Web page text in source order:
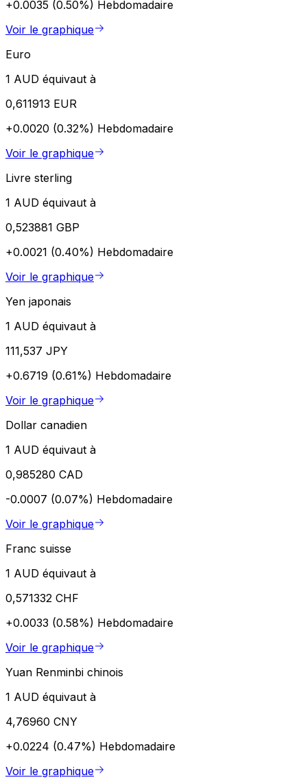
+0.0035 (0.50%) Hebdomadaire
Voir le graphique
Euro
1 AUD équivaut à
0,611913 EUR
+0.0020 (0.32%) Hebdomadaire
Voir le graphique
Livre sterling
1 AUD équivaut à
0,523881 GBP
+0.0021 (0.40%) Hebdomadaire
Voir le graphique
Yen japonais
1 AUD équivaut à
111,537 JPY
+0.6719 (0.61%) Hebdomadaire
Voir le graphique
Dollar canadien
1 AUD équivaut à
0,985280 CAD
-0.0007 (0.07%) Hebdomadaire
Voir le graphique
Franc suisse
1 AUD équivaut à
0,571332 CHF
+0.0033 (0.58%) Hebdomadaire
Voir le graphique
Yuan Renminbi chinois
1 AUD équivaut à
4,76960 CNY
+0.0224 (0.47%) Hebdomadaire
Voir le graphique